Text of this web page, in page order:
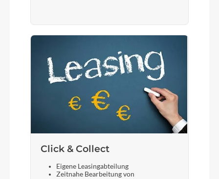
Click & Collect
Eigene Leasingabteilung
Zeitnahe Bearbeitung von